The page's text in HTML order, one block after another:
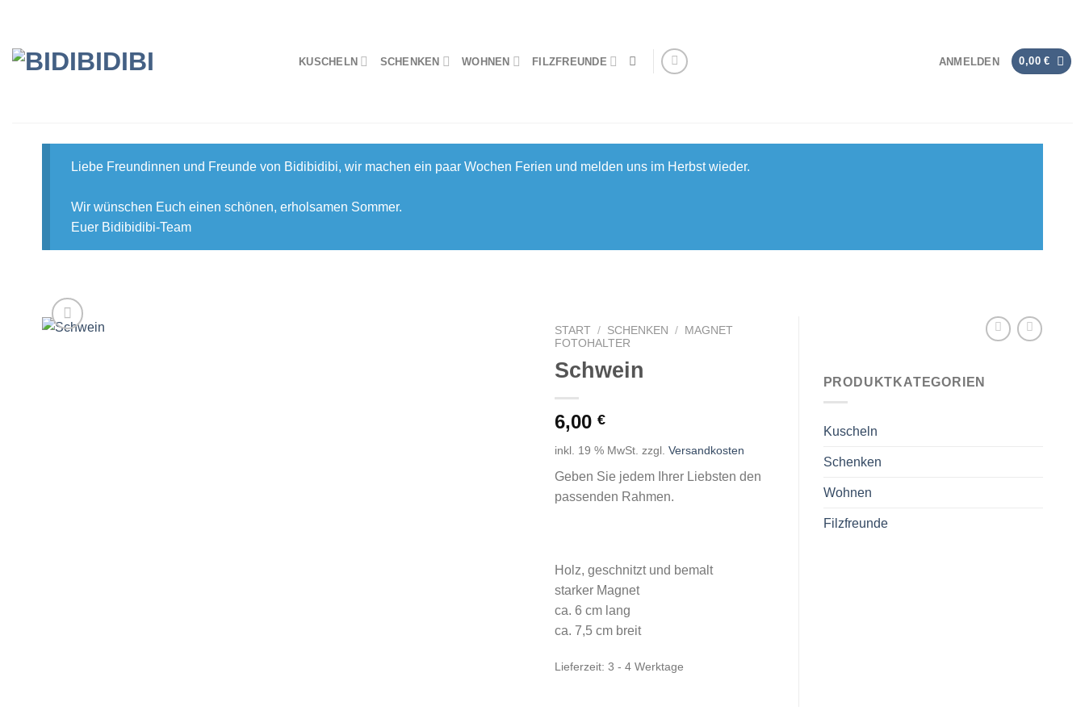
springen
KUSCHELN SCHENKEN WOHNEN FILZFREUNDE ANMELDEN 0,00€
Liebe Freundinnen und Freunde von Bidibidibi, wir machen ein paar Wochen Ferien und melden uns im Herbst wieder.
Wir wünschen Euch einen schönen, erholsamen Sommer.
Euer Bidibidibi-Team
START / SCHENKEN /
MAGNET
FOTOHALTER
Schwein
6,00 €
inkl. 19 % MwSt. zzgl. Versandkosten
Geben Sie jedem Ihrer Liebsten den
passenden Rahmen.
Holz, geschnitzt und bemalt
starker Magnet
ca. 6 cm lang
ca. 7,5 cm breit
Lieferzeit: 3 - 4 Werktage
PRODUKTKATEGORIEN
Kuscheln
Schenken
Wohnen
Filzfreunde